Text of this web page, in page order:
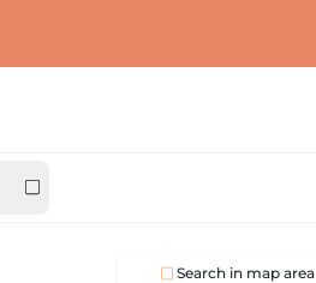
Search in map area